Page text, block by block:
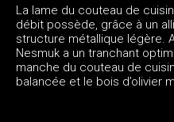
La lame du couteau de
débit possède, grâce à un
structure métallique légère.
Nesmuk a un tranchant
manche du couteau de
balancée et le bois d’olivier